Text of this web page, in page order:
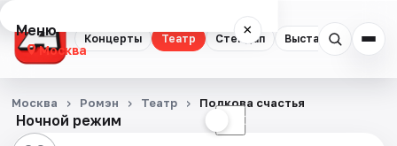
Концерты Театр Стендап Выставки
Меню ×
Москва
Концерты
Театр
Ночной режим ☾
Москва Ромэн Театр Подкова счастья